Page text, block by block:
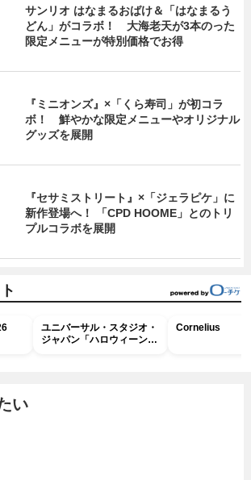
サンリオ はなまるおばけ＆「はなまるう
どん」がコラボ！ 大海老天が3本のった
限定メニューが特別価格でお得
『ミニオンズ』×「くら寿司」が初コラ
ボ！ 鮮やかな限定メニューやオリジナル
グッズを展開
『セサミストリート』×「ジェラピケ」に
新作登場へ！ 「CPD HOOME」とのトリ
プルコラボを展開
ユニバーサル・スタジオ・
ジャパン「ハロウィーン・
Cornelius
い